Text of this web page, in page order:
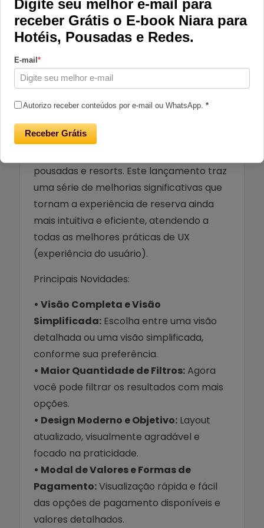
Compartilhar
Descrição
Estamos entusiasmados em apresentar a
nova versão da nossa Central de Vendas
pousadas e resorts. Este lançamento traz
uma série de melhorias significativas que
tornam a experiência de reserva ainda
mais intuitiva e eficiente, atendendo a
todas as melhores práticas de UX
(experiência do usuário).
Principais Novidades:
• Visão Completa e Visão
Simplificada: Escolha entre uma visão
detalhada ou uma visão simplificada,
conforme sua preferência.
• Maior Quantidade de Filtros:Agora
você pode filtrar os resultados com mais
opções.
• Design Moderno e Objetivo: Layout
atualizado, visualmente agradável e
focado na praticidade.
• Modal de Valores e Formas de
Pagamento:Visualização rápida e fácil
das opções de pagamento disponíveis e
valores detalhados.
Digite seu melhor e-mail para
receber Grátis o E-book Niara para
Hotéis, Pousadas e Redes.
E-mail*
Autorizo receber conteúdos por e-mail ou WhatsApp. *
Receber Grátis